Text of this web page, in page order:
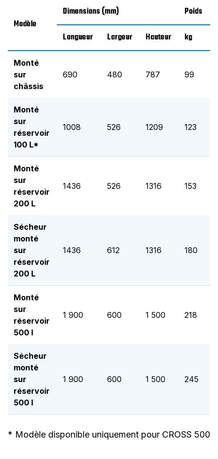
Modèle
Dimensions (mm) Poids
Longueur Largeur Hauteur kg
Monté
sur
châssis
690 480 787 99
Monté
sur
réservoir
100 L*
1008 526 1209 123
Monté
sur
réservoir
200 L
1436 526 1316 153
Sécheur
monté
sur
réservoir
200 L
1436 612 1316 180
Monté
sur
réservoir
500 l
1 900 600 1 500 218
Sécheur
monté
sur
réservoir
500 l
1 900 600 1 500 245
* Modèle disponible uniquement pour CROSS 500